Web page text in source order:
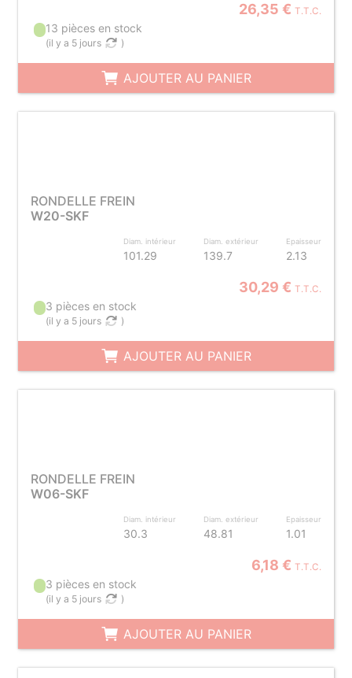
26,35 € T.T.C.
13 pièces en stock
(il y a 5 jours )
AJOUTER AU PANIER
RONDELLE FREIN
W20-SKF
Diam. intérieur
101.29
Diam. extérieur
139.7
Epaisseur
2.13
30,29 € T.T.C.
3 pièces en stock
(il y a 5 jours )
AJOUTER AU PANIER
RONDELLE FREIN
W06-SKF
Diam. intérieur
30.3
Diam. extérieur
48.81
Epaisseur
1.01
6,18 € T.T.C.
3 pièces en stock
(il y a 5 jours )
AJOUTER AU PANIER